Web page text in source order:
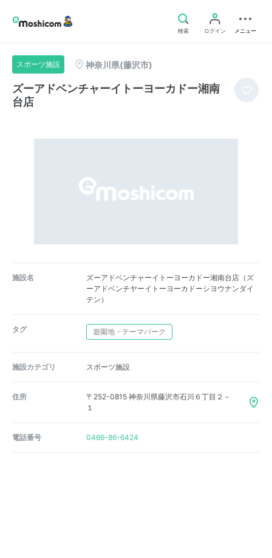
検索 ログイン メニュー
スポーツ施設 神奈川県(藤沢市)
ズーアドベンチャーイトーヨーカドー湘南
台店
施設名
ズーアドベンチャーイトーヨーカドー湘南台店（ズ
ーアドベンチヤーイトーヨーカドーシヨウナンダイ
テン）
タグ 遊園地・テーマパーク
施設カテゴリ スポーツ施設
住所
〒252-0815 神奈川県藤沢市石川６丁目２－
１
電話番号 0466-86-6424